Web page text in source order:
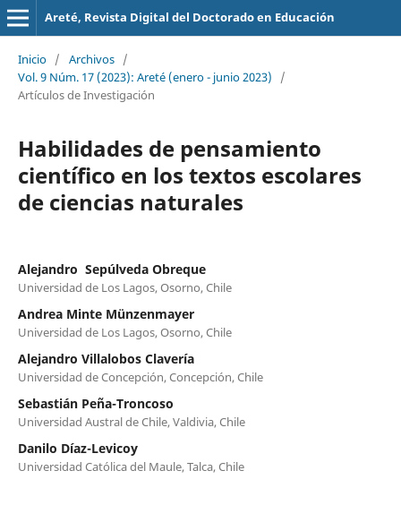
Areté, Revista Digital del Doctorado en Educación
Inicio / Archivos /
Vol. 9 Núm. 17 (2023): Areté (enero - junio 2023)
/
Artículos de Investigación
Habilidades de pensamiento
científico en los textos escolares
de ciencias naturales
Alejandro Sepúlveda Obreque
Universidad de Los Lagos, Osorno, Chile
Andrea Minte Münzenmayer
Universidad de Los Lagos, Osorno, Chile
Alejandro Villalobos Clavería
Universidad de Concepción, Concepción, Chile
Sebastián Peña-Troncoso
Universidad Austral de Chile, Valdivia, Chile
Danilo Díaz-Levicoy
Universidad Católica del Maule, Talca, Chile